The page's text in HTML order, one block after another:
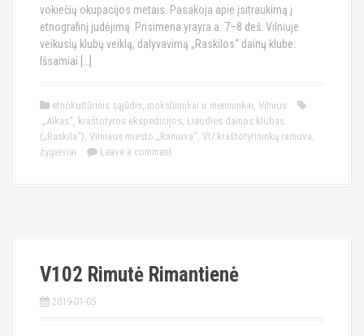
vokiečių okupacijos metais. Pasakoja apie įsitraukimą į
etnografinį judėjimą. Prisimena yrayra a. 7–8 deš. Vilniuje
veikusių klubų veiklą, dalyvavimą „Raskilos“ dainų klube.
Išsamiai […]
etnokultūrinis sąjūdis, mokslininkai ir menininkai, Vilnius
„Alkas“, kraštotyros ekspedicijos, Liaudies dainos klubas
(„Raskila“), Vilniaus miesto „Ramuva“, VU kraštotyrininkų ramuva,
žygeiviai
Leave a comment
V102 Rimutė Rimantienė
2019-01-05